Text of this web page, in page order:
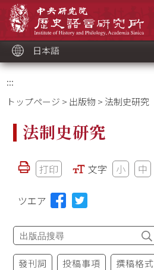
ッ
ク
日本語
:::
トップページ > 出版物 > 法制史研究
法制史研究
打印 文字 小 中
ツエア
發刊詞 投稿事項 撰稿格式